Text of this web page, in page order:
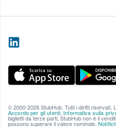
© 2000-2026 StubHub. Tutti i diritti riservati.
Accordo per gli utenti, Informativa sulla
biglietti da terze parti; StubHub non è il
possono superare il valore nominale.